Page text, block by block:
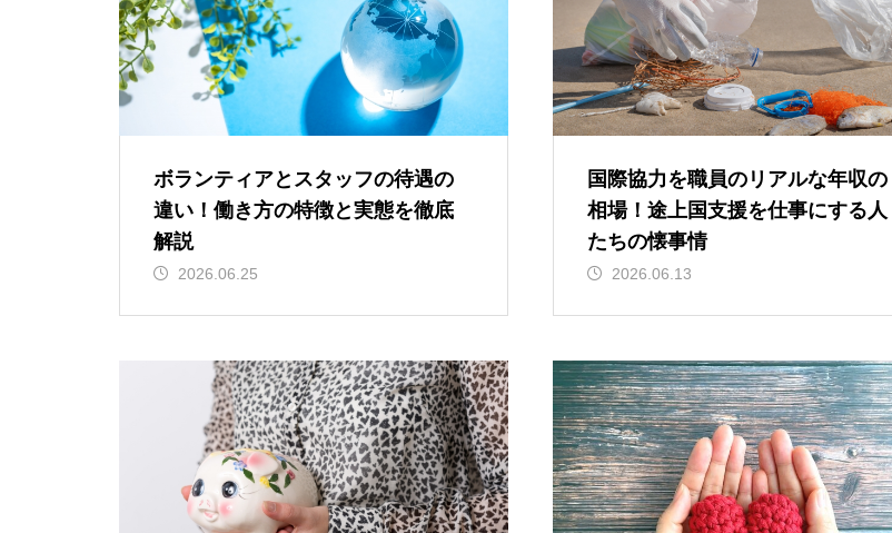
ボランティアとスタッフの待遇の
違い！働き方の特徴と実態を徹底
解説
2026.06.25
国際協力を職員のリアルな年収の
相場！途上国支援を仕事にする人
たちの懐事情
2026.06.13